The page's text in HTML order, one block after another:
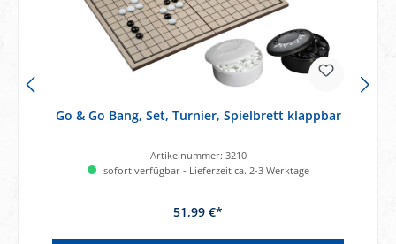
Go & Go Bang, Set, Turnier, Spielbrett klappbar
Artikelnummer: 3210
sofort verfügbar - Lieferzeit ca. 2-3 Werktage
51,99 €*